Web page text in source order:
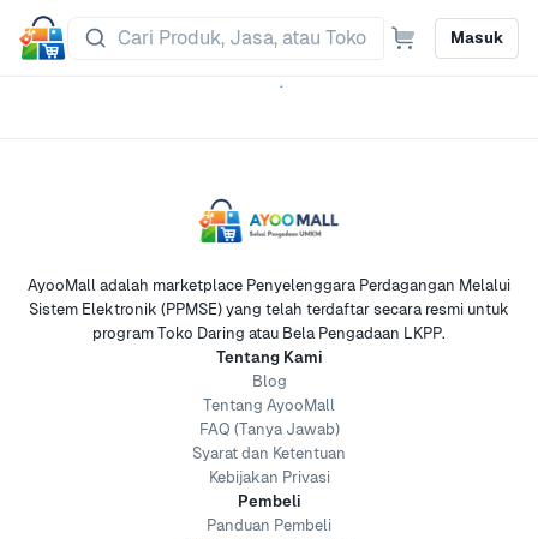
Masuk
AyooMall adalah marketplace Penyelenggara Perdagangan Melalui
Sistem Elektronik (PPMSE) yang telah terdaftar secara resmi untuk
program Toko Daring atau Bela Pengadaan LKPP.
Tentang Kami
Blog
Tentang AyooMall
FAQ (Tanya Jawab)
Syarat dan Ketentuan
Kebijakan Privasi
Pembeli
Panduan Pembeli